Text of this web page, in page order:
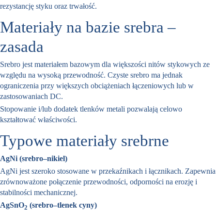
rezystancję styku oraz trwałość.
Materiały na bazie srebra –
zasada
Srebro jest materiałem bazowym dla większości nitów stykowych ze
względu na wysoką przewodność. Czyste srebro ma jednak
ograniczenia przy większych obciążeniach łączeniowych lub w
zastosowaniach DC.
Stopowanie i/lub dodatek tlenków metali pozwalają celowo
kształtować właściwości.
Typowe materiały srebrne
AgNi (srebro–nikiel)
AgNi jest szeroko stosowane w przekaźnikach i łącznikach. Zapewnia
zrównoważone połączenie przewodności, odporności na erozję i
stabilności mechanicznej.
AgSnO2 (srebro–tlenek cyny)